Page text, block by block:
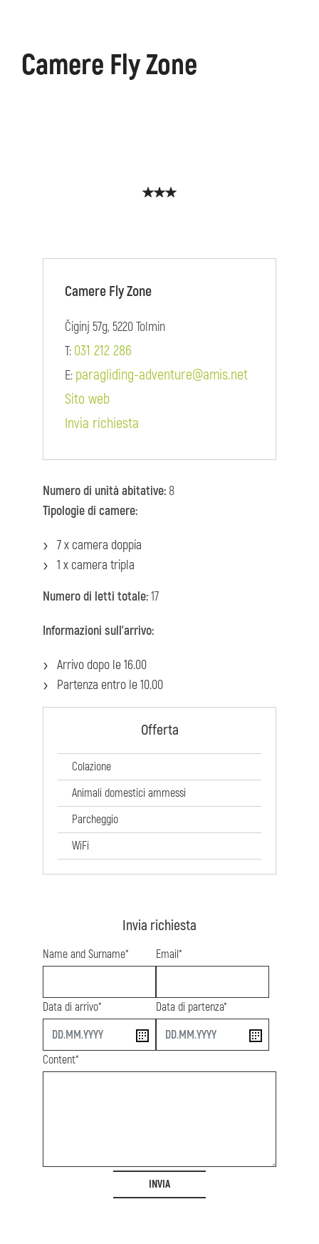
Camere Fly Zone
Camere Fly Zone
Čiginj 57g, 5220 Tolmin
T: 031 212 286
E: paragliding-adventure@amis.net
Sito web
Invia richiesta
Numero di unità abitative: 8
Tipologie di camere:
7 x camera doppia
1 x camera tripla
Numero di letti totale:17
Informazioni sull'arrivo:
Arrivo dopo le 16.00
Partenza entro le 10.00
Offerta
Colazione
Animali domestici ammessi
Parcheggio
WiFi
Invia richiesta
Name and Surname* Email*
Data di arrivo*
start
Data di partenza*
end
Content*
INVIA